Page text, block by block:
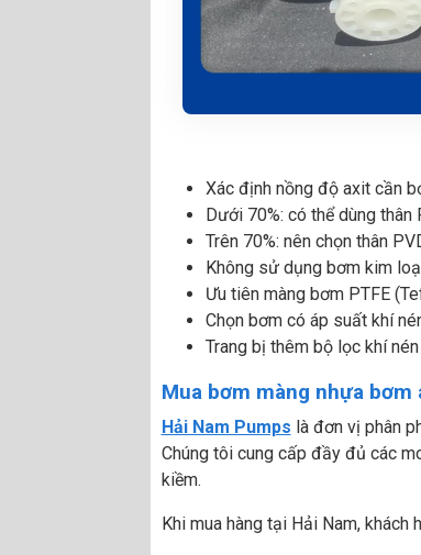
Xác định nồng độ axit cần
Dưới 70%: có thể dùng thân
Trên 70%: nên chọn thân
Không sử dụng bơm kim
Ưu tiên màng bơm PTFE
Chọn bơm có áp suất khí
Trang bị thêm bộ lọc khí
Mua bơm màng nhựa
Hải Nam Pumps là đơn vị phân
Chúng tôi cung cấp đầy đủ các
kiềm.
Khi mua hàng tại Hải Nam, khách